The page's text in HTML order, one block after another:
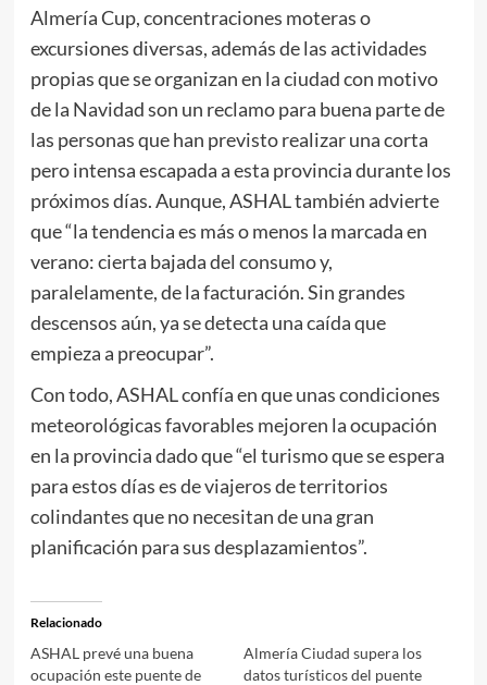
Almería Cup, concentraciones moteras o
excursiones diversas, además de las actividades
propias que se organizan en la ciudad con motivo
de la Navidad son un reclamo para buena parte de
las personas que han previsto realizar una corta
pero intensa escapada a esta provincia durante los
próximos días. Aunque, ASHAL también advierte
que “la tendencia es más o menos la marcada en
verano: cierta bajada del consumo y,
paralelamente, de la facturación. Sin grandes
descensos aún, ya se detecta una caída que
empieza a preocupar”.
Con todo, ASHAL confía en que unas condiciones
meteorológicas favorables mejoren la ocupación
en la provincia dado que “el turismo que se espera
para estos días es de viajeros de territorios
colindantes que no necesitan de una gran
planificación para sus desplazamientos”.
Relacionado
ASHAL prevé una buena
ocupación este puente de
Almería Ciudad supera los
datos turísticos del puente